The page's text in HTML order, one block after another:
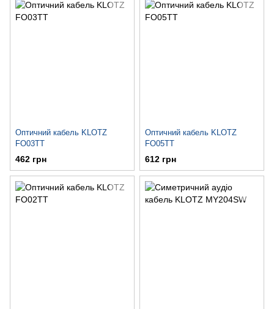
Оптичний кабель KLOTZ
FO03TT
462 грн
Оптичний кабель KLOTZ
FO05TT
612 грн